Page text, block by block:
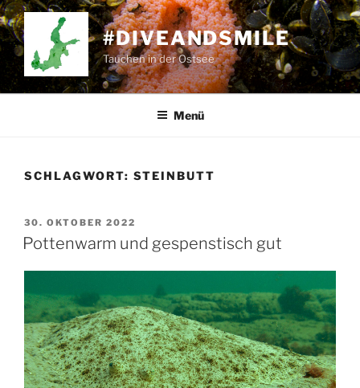
Zum
Inhalt
springen
#DIVEANDSMILE
Tauchen in der Ostsee
Menü
SCHLAGWORT: STEINBUTT
VERÖFFENTLICHT
AM
30. OKTOBER 2022
Pottenwarm und gespenstisch gut